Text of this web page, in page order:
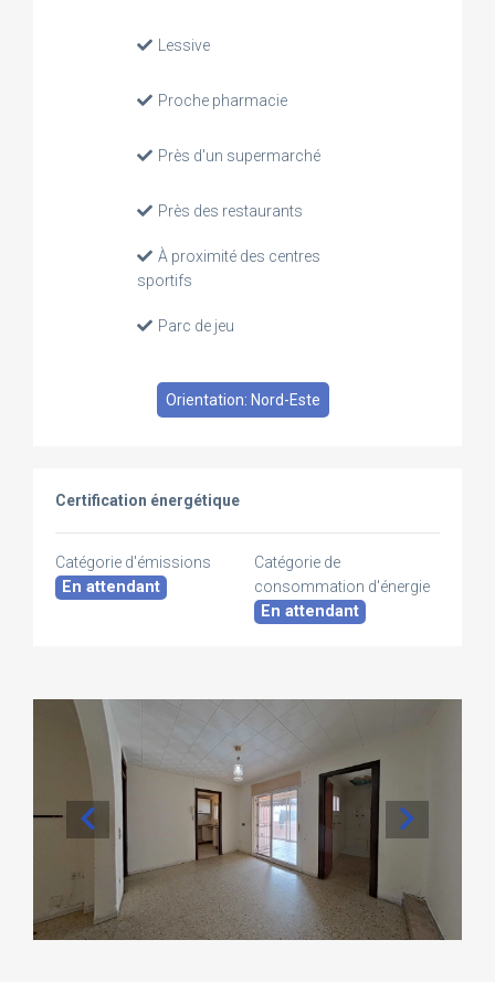
Lessive
Proche pharmacie
Près d'un supermarché
Près des restaurants
À proximité des centres
sportifs
Parc de jeu
Orientation: Nord-Este
Certification énergétique
Catégorie d'émissions
En attendant
Catégorie de
consommation d'énergie
En attendant